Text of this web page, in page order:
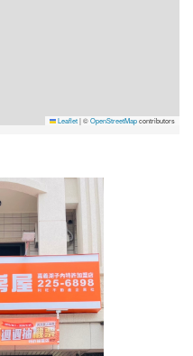
30-40 年
Leaflet|©OpenStreetMapcontributors